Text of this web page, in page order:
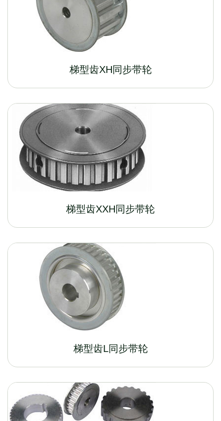
梯型齿XH同步带轮
梯型齿XXH同步带轮
梯型齿L同步带轮